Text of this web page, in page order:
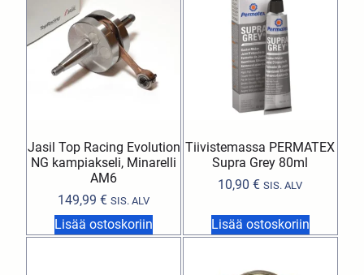
Jasil Top Racing Evolution
NG kampiakseli, Minarelli
AM6
149,99€ SIS. ALV
Lisää ostoskoriin
Tiivistemassa PERMATEX
Supra Grey 80ml
10,90€ SIS. ALV
Lisää ostoskoriin